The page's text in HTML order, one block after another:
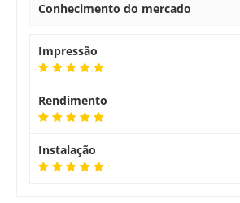
Conhecimento do mercado
Impressão
Rendimento
Instalação